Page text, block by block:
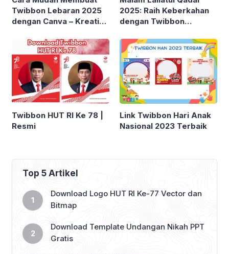
Twibbon Lebaran 2025
dengan Canva – Kreatif
2025: Raih Keberkahan
dengan Twibbon
Twibbon HUT RI Ke 78 |
Resmi
Link Twibbon Hari Anak
Nasional 2023 Terbaik
Top 5 Artikel
Download Logo HUT RI Ke-77 Vector dan
Bitmap
Download Template Undangan Nikah PPT
Gratis